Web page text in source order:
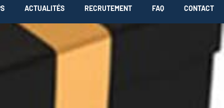
ACTUALITÉS RECRUTEMENT FAQ CONTACT